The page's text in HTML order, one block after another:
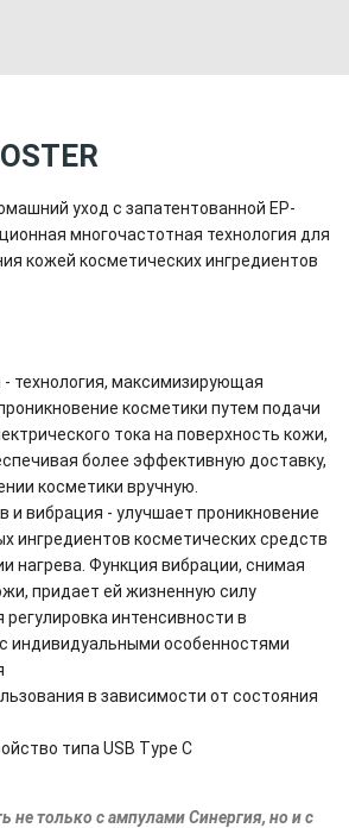
уход с запатентованной EP-
многочастотная технология для
кожей косметических ингредиентов
технология, максимизирующая
косметики путем подачи
тока на поверхность кожи,
более эффективную доставку,
косметики вручную.
и вибрация - улучшает проникновение
ингредиентов косметических средств
нагрева. Функция вибрации, снимая
придает ей жизненную силу
регулировка интенсивности в
индивидуальными особенностями
в зависимости от состояния
типа USB Type C
только с ампулами Синергия, но и с